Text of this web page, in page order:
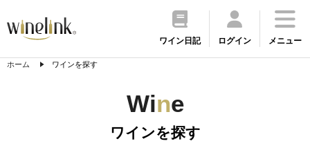
ワイン日記 ログイン メニュー
ホーム ワインを探す
Wine
ワインを探す